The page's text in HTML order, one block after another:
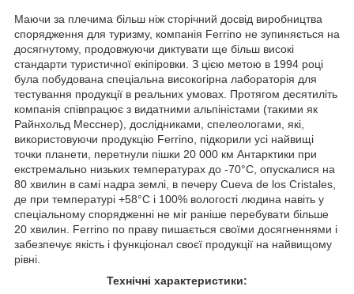
Маючи за плечима більш ніж сторічний досвід виробництва
спорядження для туризму, компанія Ferrino не зупиняється на
досягнутому, продовжуючи диктувати ще більш високі
стандарти туристичної екіпіровки. З цією метою в 1994 році
була побудована спеціальна високогірна лабораторія для
тестування продукції в реальних умовах. Протягом десятиліть
компанія співпрацює з видатними альпіністами (такими як
Райнхольд Месснер), дослідниками, спелеологами, які,
використовуючи продукцію Ferrino, підкорили усі найвищі
точки планети, перетнули пішки 20 000 км Антарктики при
екстремально низьких температурах до -70°С, опускалися на
80 хвилин в самі надра землі, в печеру Cueva de los Cristales,
де при температурі +58°С і 100% вологості людина навіть у
спеціальному спорядженні не міг раніше перебувати більше
20 хвилин. Ferrino по праву пишається своїми досягненнями і
забезпечує якість і функціонал своєї продукції на найвищому
рівні.
Технічні характеристики: